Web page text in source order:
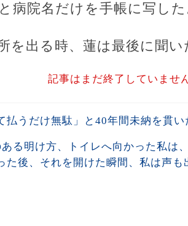
病院名だけを手帳に写した
を出る時、蓮は最後に聞い
記事はまだ終了していませ
払うだけ無駄」と40年間未納を貫
る明け方、トイレへ向かった私は
た後、それを開けた瞬間、私は声